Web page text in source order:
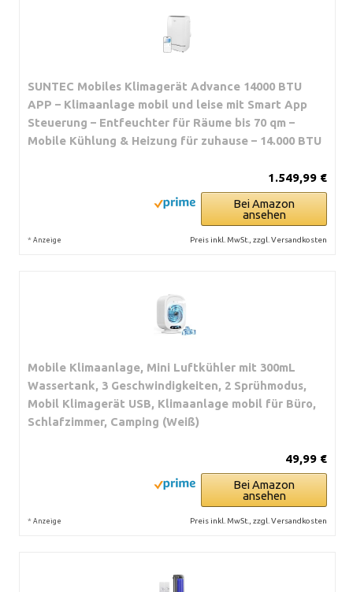
SUNTEC Mobiles Klimagerät Advance 14000 BTU
APP – Klimaanlage mobil und leise mit Smart App
Steuerung – Entfeuchter für Räume bis 70 qm –
Mobile Kühlung & Heizung für zuhause – 14.000 BTU
1.549,99 €
Bei Amazon
ansehen
* Anzeige Preis inkl. MwSt., zzgl. Versandkosten
Mobile Klimaanlage, Mini Luftkühler mit 300mL
Wassertank, 3 Geschwindigkeiten, 2 Sprühmodus,
Mobil Klimagerät USB, Klimaanlage mobil für Büro,
Schlafzimmer, Camping (Weiß)
49,99 €
Bei Amazon
ansehen
* Anzeige Preis inkl. MwSt., zzgl. Versandkosten